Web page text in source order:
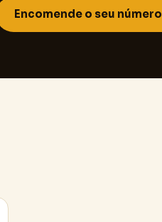
Encomende o seu número